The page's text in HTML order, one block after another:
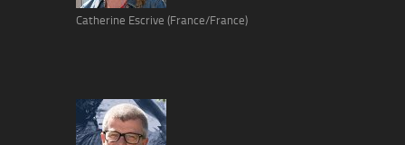
Catherine Escrive (France/France)